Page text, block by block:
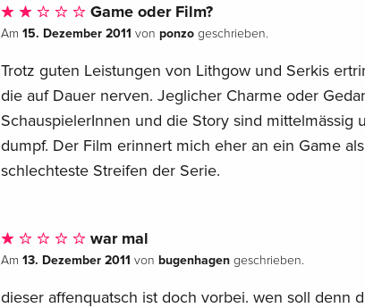
Game oder Film?
Am 15. Dezember 2011 von ponzogeschrieben.
Trotz guten Leistungen von Lithgow und Serkis
die auf Dauer nerven. Jeglicher Charme oder
SchauspielerInnen und die Story sind mittelmässig
dumpf. Der Film erinnert mich eher an ein Game
schlechteste Streifen der Serie.
war mal
Am 13. Dezember 2011 von bugenhagengeschrieben.
dieser affenquatsch ist doch vorbei. wen soll denn